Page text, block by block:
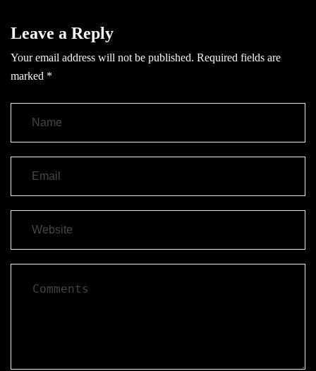
Leave a Reply
Your email address will not be published. Required fields are
marked *